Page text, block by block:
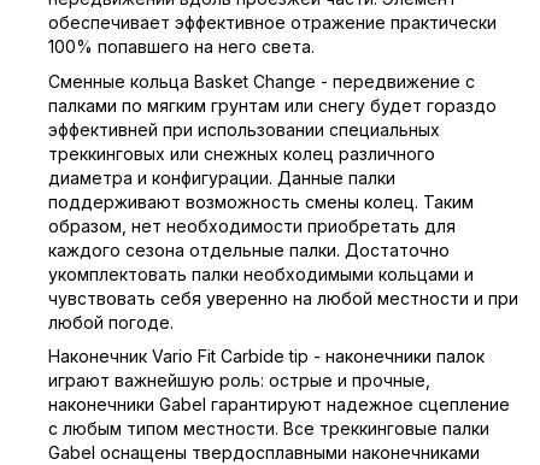
обеспечивает эффективное отражение практически
100% попавшего на него света.
Сменные кольца Basket Change - передвижение с
палками по мягким грунтам или снегу будет гораздо
эффективней при использовании специальных
треккинговых или снежных колец различного
диаметра и конфигурации. Данные палки
поддерживают возможность смены колец. Таким
образом, нет необходимости приобретать для
каждого сезона отдельные палки. Достаточно
укомплектовать палки необходимыми кольцами и
чувствовать себя уверенно на любой местности и при
любой погоде.
Наконечник Vario Fit Carbide tip - наконечники палок
играют важнейшую роль: острые и прочные,
наконечники Gabel гарантируют надежное сцепление
с любым типом местности. Все треккинговые палки
Gabel оснащены твердосплавными наконечниками